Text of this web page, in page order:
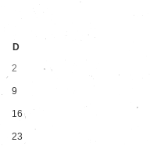
D
2
9
16
23